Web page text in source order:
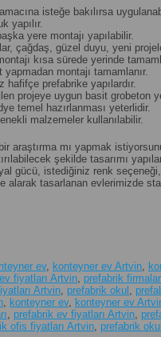
isteğe bakılırsa
yapılır.
yere montajı yapılabilir.
çağdaş, güzel duyu, yeni
kısa sürede yerinde
montajı tamamlanır.
prefabrike yapılardır.
projeye uygun basit grobeton
temel hazırlanması yeterlidir.
malzemeler kullanılabilir.
araştırma mı yapmak
şekilde tasarımı
gücü, istediğiniz renk
alarak tasarlanan evlerimizde
ev, konteyner ev Artvin
fiyatları Artvin prefabrik
Artvin prefabrik okul
konteyner ev, konteyner ev
prefabrik ev fiyatları Artvin
ofis fiyatları Artvin prefabrik